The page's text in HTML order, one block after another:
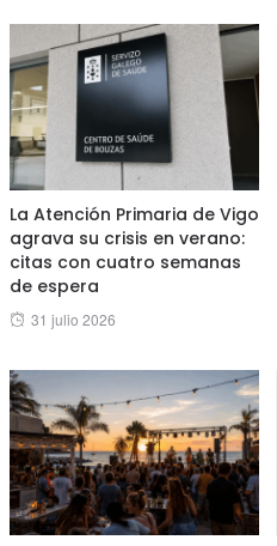
La Atención Primaria de Vigo
agrava su crisis en verano:
citas con cuatro semanas
de espera
Posted
31 julio 2026